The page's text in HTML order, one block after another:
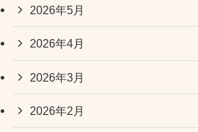
2026年5月
2026年4月
2026年3月
2026年2月